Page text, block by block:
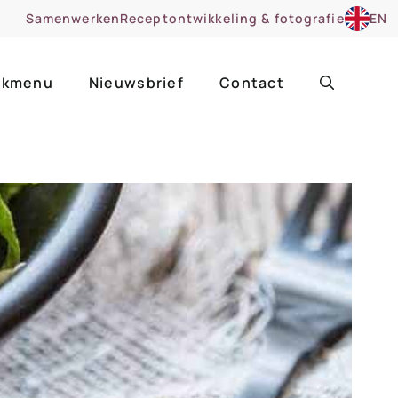
SamenwerkenReceptontwikkeling & fotografie EN
zoet
Nieuwsbrief Contact